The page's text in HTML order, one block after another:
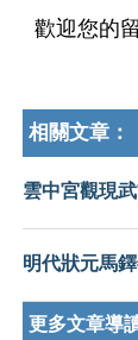
歡迎您的
相關文章：
雲中宮觀現
明代狀元馬
更多文章導